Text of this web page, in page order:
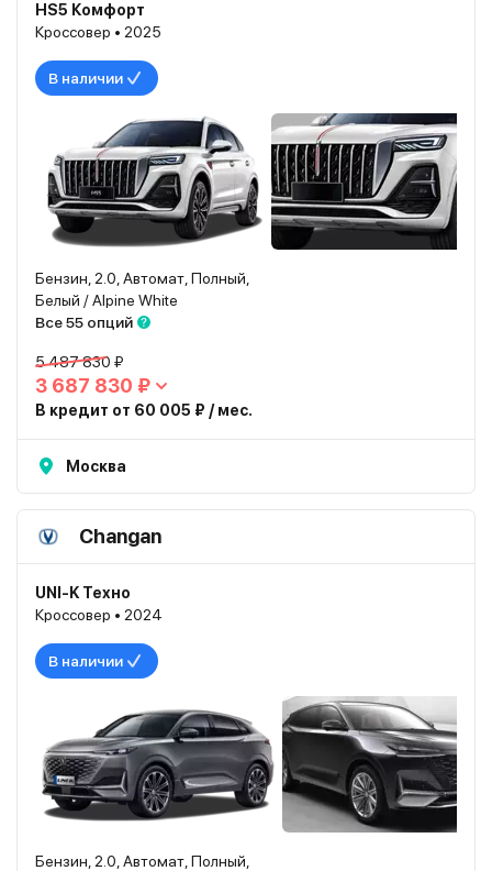
HS5 Комфорт
Кроссовер • 2025
В наличии
Бензин, 2.0, Автомат, Полный,
Белый / Alpine White
Все 55 опций
5 487 830 ₽
3 687 830 ₽
В кредит от 60 005 ₽ / мес.
Москва
Changan
UNI-K Техно
Кроссовер • 2024
В наличии
Бензин, 2.0, Автомат, Полный,